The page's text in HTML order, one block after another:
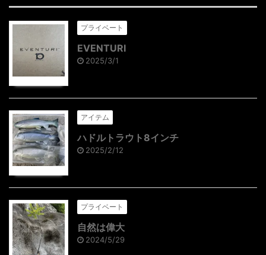
プライベート
EVENTURI
2025/3/1
アイテム
ハドルトラウト8インチ
2025/2/12
プライベート
自然は偉大
2024/5/29